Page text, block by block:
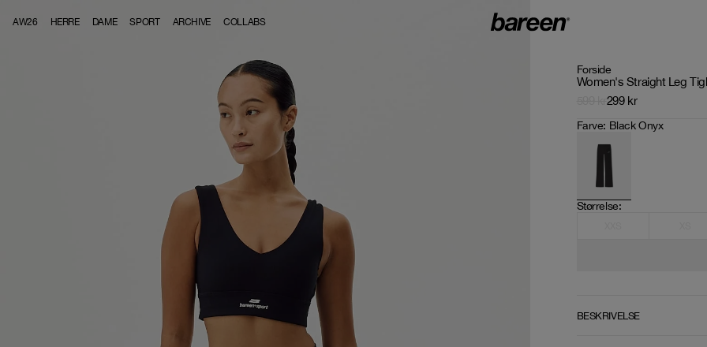
AW26 HERRE DAME SPORT ARCHIVE COLLABS
Forside
Women's Straight Leg
299 kr
Farve: Black Onyx
Størrelse:
BESKRIVELSE